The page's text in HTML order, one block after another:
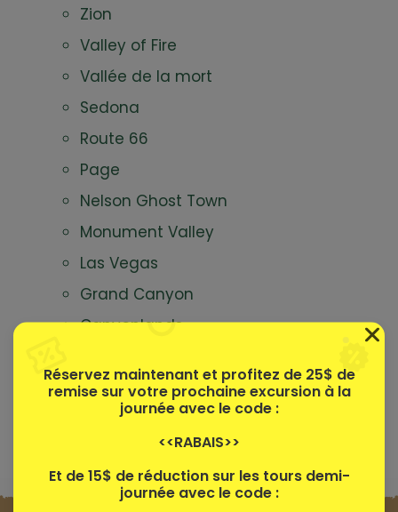
Zion
Valley of Fire
Vallée de la mort
Sedona
Route 66
Page
Nelson Ghost Town
Monument Valley
Las Vegas
Grand Canyon
Canyonlands
Barrage Hoover
Arches
Antelope Canyon
Réservez maintenant et profitez de 25$ de
remise sur votre prochaine excursion à la
journée avec le code :
<<RABAIS>>
Et de 15$ de réduction sur les tours demi-
journée avec le code :